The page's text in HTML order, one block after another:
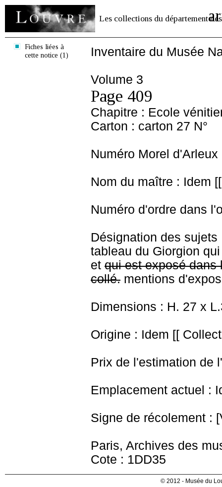
Les collections du département des
Fiches liées à
cette notice (1)
Inventaire du Musée
Volume 3
Page 409
Chapitre : Ecole
Carton : carton 27 N°
Numéro Morel d'Arleux
Nom du maître : Idem
Numéro d'ordre dans
Désignation des
tableau du Giorgion
et qui est exposé dans
collé. mentions
Dimensions : H. 27 x
Origine : Idem [[
Prix de l'estimation de
Emplacement actuel :
Signe de récolement :
Paris, Archives des
Cote : 1DD35
© 2012 - Musée du